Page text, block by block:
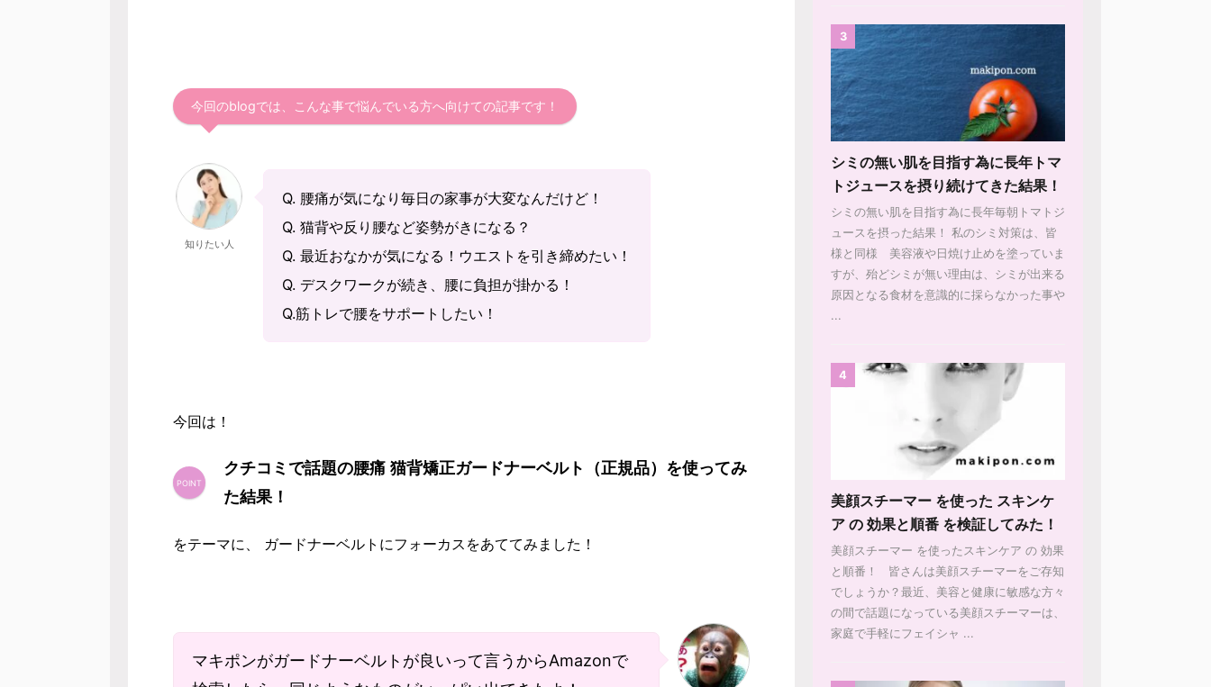
今回のblogでは、こんな事で悩んでいる方へ向けての記事です！
知りたい人
Q. 腰痛が気になり 毎日の家事が大変なんだけど！
Q. 猫背や反り腰など姿勢がきになる？
Q. 最近おなかが気になる！ウエストを引き締めたい！
Q. デスクワークが続き、腰に負担が掛かる！
Q.筋トレで腰をサポートしたい！
今回は！
クチコミで話題の腰痛 猫背矯正ガードナーベルト（正規品）を使ってみ
た結果！
をテーマに、 ガードナーベルトにフォーカスをあててみました！
マキポンがガードナーベルトが良いって言うからAmazonで
3
シミの無い肌を目指す為に長年トマ
トジュースを摂り続けてきた結果！
シミの無い肌を目指す為に長年毎朝トマトジ
ュースを摂った結果！ 私のシミ対策は、皆
様と同様 美容液や日焼け止めを塗っていま
すが、殆どシミが無い理由は、シミが出来る
原因となる食材を意識的に採らなかった事や
...
4
美顔スチーマー を使った スキンケ
ア の 効果と順番 を検証してみた！
美顔スチーマー を使ったスキンケア の 効果
と順番！ 皆さんは美顔スチーマーをご存知
でしょうか？最近、美容と健康に敏感な方々
の間で話題になっている美顔スチーマーは、
家庭で手軽にフェイシャ ...